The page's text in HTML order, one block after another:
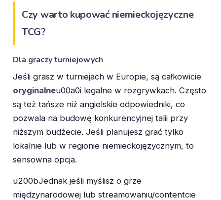
Czy warto kupować niemieckojęzyczne
TCG?
Dla graczy turniejowych
Jeśli grasz w turniejach w Europie, są całkowicie
oryginalneu00a0i legalne w rozgrywkach. Często
są też tańsze niż angielskie odpowiedniki, co
pozwala na budowę konkurencyjnej talii przy
niższym budżecie. Jeśli planujesz grać tylko
lokalnie lub w regionie niemieckojęzycznym, to
sensowna opcja.
u200bJednak jeśli myślisz o grze
międzynarodowej lub streamowaniu/contentcie